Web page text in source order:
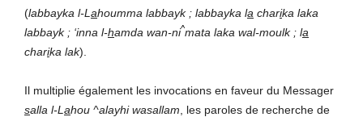
(labbayka l-L ahoumma labbayk ; labbayka la charika laka
labbayk ; ‘inna l-hamda wan-ni^mata laka wal-moulk ; la
charika lak).
Il multiplie également les invocations en faveur du Messager
salla l-L ahou ^alayhi wasallam , les paroles de recherche de